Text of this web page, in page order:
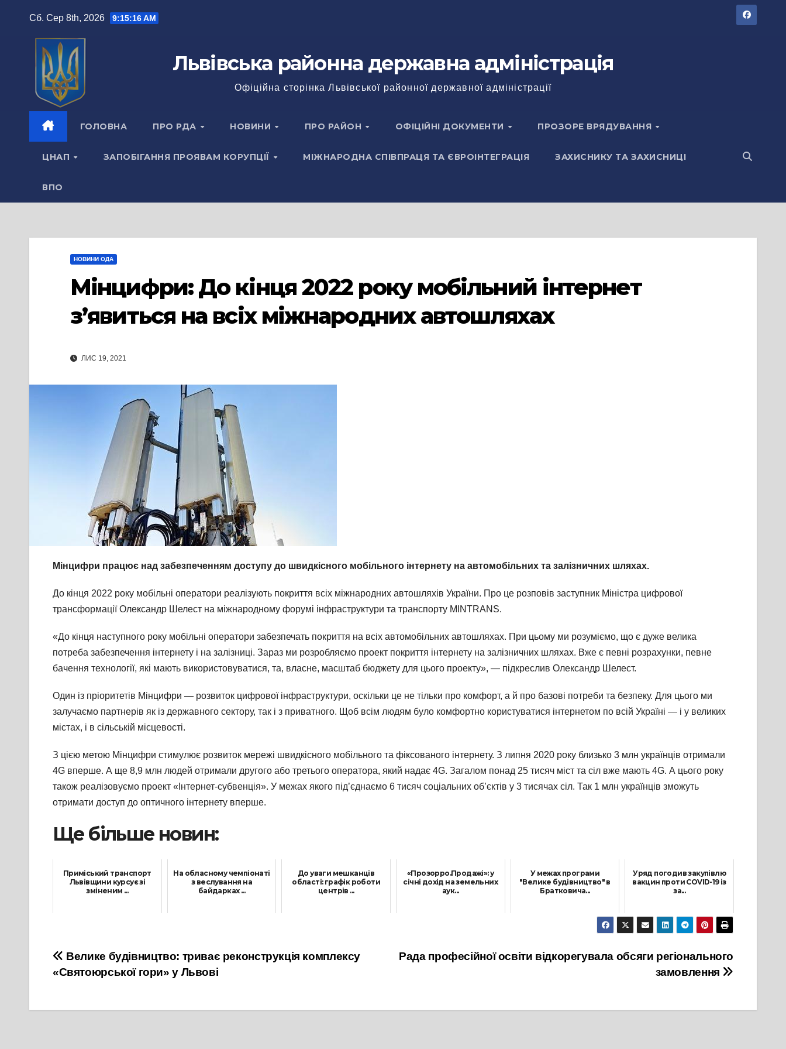
Сб. Сер 8th, 2026 9:15:16 AM
Львівська районна державна адміністрація
Офіційна сторінка Львівської районної державної адміністрації
ГОЛОВНА ПРО РДА НОВИНИ ПРО РАЙОН ОФІЦІЙНІ ДОКУМЕНТИ ПРОЗОРЕ ВРЯДУВАННЯ
ЦНАП ЗАПОБІГАННЯ ПРОЯВАМ КОРУПЦІЇ МІЖНАРОДНА СПІВПРАЦЯ ТА ЄВРОІНТЕГРАЦІЯ ЗАХИСНИКУ ТА ЗАХИСНИЦІ
ВПО
НОВИНИ ОДА
Мінцифри: До кінця 2022 року мобільний інтернет
з’явиться на всіх міжнародних автошляхах
ЛИС 19, 2021
Мінцифри працює над забезпеченням доступу до швидкісного мобільного інтернету на автомобільних та залізничних шляхах.
До кінця 2022 року мобільні оператори реалізують покриття всіх міжнародних автошляхів України. Про це розповів заступник Міністра цифрової
трансформації Олександр Шелест на міжнародному форумі інфраструктури та транспорту MINTRANS.
«До кінця наступного року мобільні оператори забезпечать покриття на всіх автомобільних автошляхах. При цьому ми розуміємо, що є дуже велика
потреба забезпечення інтернету і на залізниці. Зараз ми розробляємо проект покриття інтернету на залізничних шляхах. Вже є певні розрахунки, певне
бачення технології, які мають використовуватися, та, власне, масштаб бюджету для цього проекту», — підкреслив Олександр Шелест.
Один із пріоритетів Мінцифри — розвиток цифрової інфраструктури, оскільки це не тільки про комфорт, а й про базові потреби та безпеку. Для цього ми
залучаємо партнерів як із державного сектору, так і з приватного. Щоб всім людям було комфортно користуватися інтернетом по всій Україні — і у великих
містах, і в сільській місцевості.
З цією метою Мінцифри стимулює розвиток мережі швидкісного мобільного та фіксованого інтернету. З липня 2020 року близько 3 млн українців отримали
4G вперше. А ще 8,9 млн людей отримали другого або третього оператора, який надає 4G. Загалом понад 25 тисяч міст та сіл вже мають 4G. А цього року
також реалізовуємо проект «Інтернет-субвенція». У межах якого під’єднаємо 6 тисяч соціальних об’єктів у 3 тисячах сіл. Так 1 млн українців зможуть
отримати доступ до оптичного інтернету вперше.
Ще більше новин:
Приміський транспорт
Львівщини курсує зі
зміненим ...
На обласному чемпіонаті
з веслування на
байдарках ...
До уваги мешканців
області: графік роботи
центрів ...
«Прозорро.Продажі»: у
січні дохід на земельних
аук...
У межах програми
"Велике будівництво" в
Братковича...
Уряд погодив закупівлю
вакцин проти COVID-19 із
за...
4 Листопада, 2021
Навігація
записів
Рада професійної освіти відкорегувала обсяги регіонального
замовлення
Велике будівництво: триває реконструкція комплексу
«Святоюрської гори» у Львові